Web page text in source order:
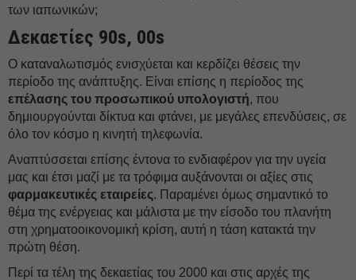
των ιαπωνικών;
Δεκαετίες 90s, 00s
Ο καταναλωτισμός ενισχύεται και κερδίζει θέσεις την
περίοδο της ανάπτυξης. Είναι επίσης η περίοδος της
επέλασης του προσωπικού υπολογιστή, που
δημιουργούνται δίκτυα και φτάνει, με μεγάλες επενδύσεις, σε
όλο τον κόσμο η κινητή τηλεφωνία.
Αναπτύσσεται επίσης έντονα το ενδιαφέρον για την υγεία
μας και έτσι μαζί με τα τρόφιμα αυξάνονται οι αξίες στις
φαρμακευτικές εταιρείες. Παραμένει όμως σημαντικό το
θέμα της ενέργειας και μάλιστα με την είσοδο του πλανήτη
στη χρηματοοικονομική κρίση, αυτή η τάση κατακτά την
πρώτη θέση.
Περί τα τέλη της δεκαετίας του 2000 και στις αρχές της